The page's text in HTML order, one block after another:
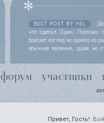
BEST POST BY HEL
что сделал Один. Поэтому
бросает взгляд на одного из
обычное явление, даже не
поняли, что чутью
форум участники
Привет, Гость!